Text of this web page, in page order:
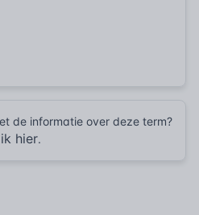
de informatie over deze term?
hier.